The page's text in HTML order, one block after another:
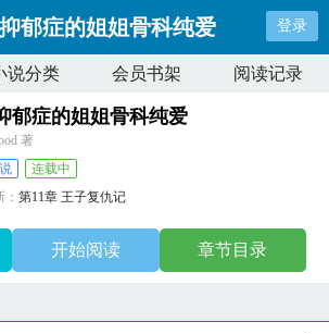
郁症的姐姐骨科纯爱 登录
说分类 会员书架 阅读记录
郁症的姐姐骨科纯爱
著
连载中
：第11章 王子复仇记
开始阅读 章节目录